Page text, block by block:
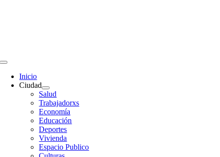
Toggle
Navigation
Inicio
Ciudad
Salud
Trabajadorxs
Economía
Educación
Deportes
Vivienda
Espacio Publico